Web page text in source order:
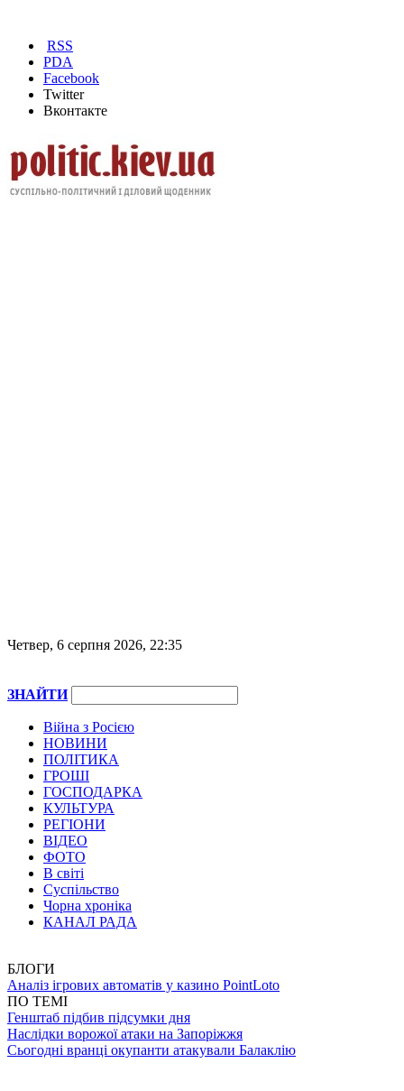
RSS
PDA
Facebook
Twitter
Вконтакте
Четвер, 6 серпня 2026, 22:35
ЗНАЙТИ
Війна з Росією
НОВИНИ
ПОЛІТИКА
ГРОШІ
ГОСПОДАРКА
КУЛЬТУРА
РЕГІОНИ
ВІДЕО
ФОТО
В світі
Суспільство
Чорна хроніка
КАНАЛ РАДА
БЛОГИ
Аналіз ігрових автоматів у казино PointLoto
ПО ТЕМІ
Генштаб підбив підсумки дня
Наслідки ворожої атаки на Запоріжжя
Сьогодні вранці окупанти атакували Балаклію